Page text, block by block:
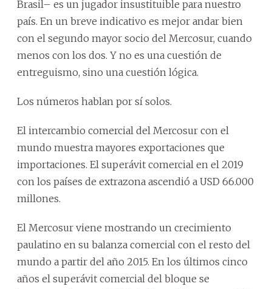
Brasil– es un jugador insustituible para nuestro
país. En un breve indicativo es mejor andar bien
con el segundo mayor socio del Mercosur, cuando
menos con los dos. Y no es una cuestión de
entreguismo, sino una cuestión lógica.
Los números hablan por sí solos.
El intercambio comercial del Mercosur con el
mundo muestra mayores exportaciones que
importaciones. El superávit comercial en el 2019
con los países de extrazona ascendió a USD 66.000
millones.
El Mercosur viene mostrando un crecimiento
paulatino en su balanza comercial con el resto del
mundo a partir del año 2015. En los últimos cinco
años el superávit comercial del bloque se